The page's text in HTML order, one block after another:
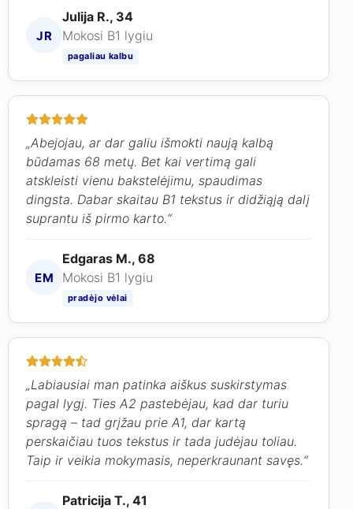
JR
Julija R., 34
Mokosi B1 lygiu
pagaliau kalbu
„Abejojau, ar dar galiu išmokti naują kalbą
būdamas 68 metų. Bet kai vertimą gali
atskleisti vienu bakstelėjimu, spaudimas
dingsta. Dabar skaitau B1 tekstus ir didžiąją dalį
suprantu iš pirmo karto.“
EM
Edgaras M., 68
Mokosi B1 lygiu
pradėjo vėlai
„Labiausiai man patinka aiškus suskirstymas
pagal lygį. Ties A2 pastebėjau, kad dar turiu
spragą – tad grįžau prie A1, dar kartą
perskaičiau tuos tekstus ir tada judėjau toliau.
Taip ir veikia mokymasis, neperkraunant savęs.“
Patricija T., 41